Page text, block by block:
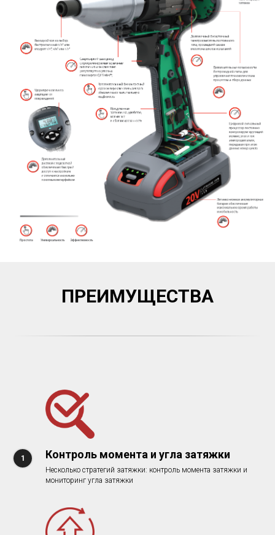
ПРЕИМУЩЕСТВА
Контроль момента и угла затяжки
Несколько стратегий затяжки: контроль момента затяжки и
мониторинг угла затяжки